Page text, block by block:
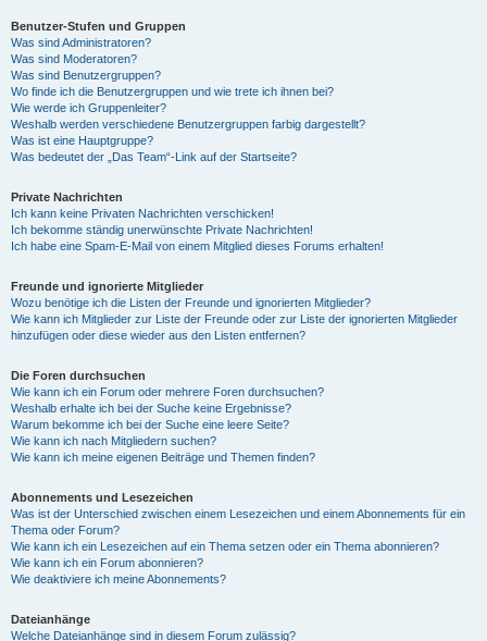
Benutzer-Stufen und Gruppen
Was sind Administratoren?
Was sind Moderatoren?
Was sind Benutzergruppen?
Wo finde ich die Benutzergruppen und wie trete ich ihnen bei?
Wie werde ich Gruppenleiter?
Weshalb werden verschiedene Benutzergruppen farbig dargestellt?
Was ist eine Hauptgruppe?
Was bedeutet der „Das Team“-Link auf der Startseite?
Private Nachrichten
Ich kann keine Privaten Nachrichten verschicken!
Ich bekomme ständig unerwünschte Private Nachrichten!
Ich habe eine Spam-E-Mail von einem Mitglied dieses Forums erhalten!
Freunde und ignorierte Mitglieder
Wozu benötige ich die Listen der Freunde und ignorierten Mitglieder?
Wie kann ich Mitglieder zur Liste der Freunde oder zur Liste der ignorierten Mitglieder
hinzufügen oder diese wieder aus den Listen entfernen?
Die Foren durchsuchen
Wie kann ich ein Forum oder mehrere Foren durchsuchen?
Weshalb erhalte ich bei der Suche keine Ergebnisse?
Warum bekomme ich bei der Suche eine leere Seite?
Wie kann ich nach Mitgliedern suchen?
Wie kann ich meine eigenen Beiträge und Themen finden?
Abonnements und Lesezeichen
Was ist der Unterschied zwischen einem Lesezeichen und einem Abonnements für ein
Thema oder Forum?
Wie kann ich ein Lesezeichen auf ein Thema setzen oder ein Thema abonnieren?
Wie kann ich ein Forum abonnieren?
Wie deaktiviere ich meine Abonnements?
Dateianhänge
Welche Dateianhänge sind in diesem Forum zulässig?